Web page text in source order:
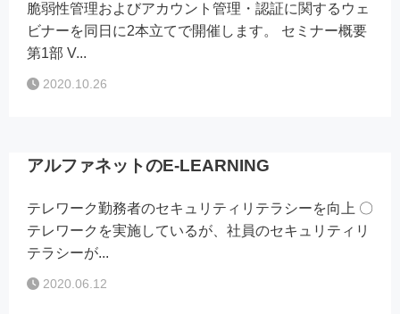
脆弱性管理およびアカウント管理・認証に関するウェ
ビナーを同日に2本立てで開催します。 セミナー概要
第1部 V...
2020.10.26
アルファネットのE-LEARNING
テレワーク勤務者のセキュリティリテラシーを向上 〇
テレワークを実施しているが、社員のセキュリティリ
テラシーが...
2020.06.12